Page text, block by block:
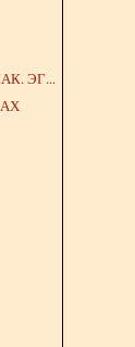
ЭГ...